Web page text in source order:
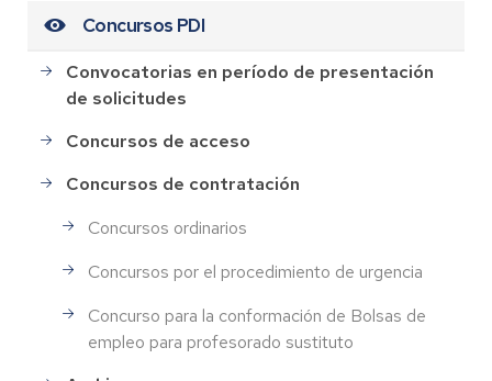
Concursos PDI
Convocatorias en período de presentación
de solicitudes
Concursos de acceso
Concursos de contratación
Concursos ordinarios
Concursos por el procedimiento de urgencia
Concurso para la conformación de Bolsas de
empleo para profesorado sustituto